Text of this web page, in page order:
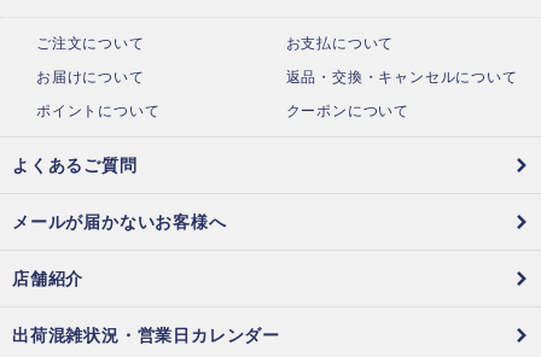
ご注文について
お支払について
お届けについて
返品・交換・キャンセルについて
ポイントについて
クーポンについて
よくあるご質問
メールが届かないお客様へ
店舗紹介
出荷混雑状況・営業日カレンダー